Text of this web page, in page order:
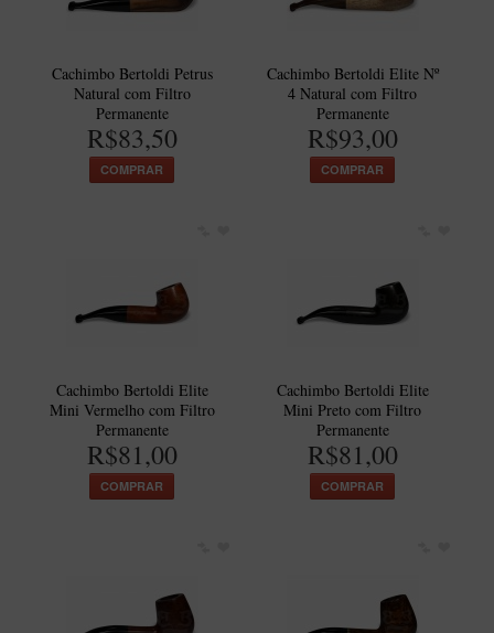
Cachimbo Bertoldi Petrus
Natural com Filtro
Permanente
R$83,50
COMPRAR
Cachimbo Bertoldi Elite Nº
4 Natural com Filtro
Permanente
R$93,00
COMPRAR
Cachimbo Bertoldi Elite
Mini Vermelho com Filtro
Permanente
R$81,00
COMPRAR
Cachimbo Bertoldi Elite
Mini Preto com Filtro
Permanente
R$81,00
COMPRAR